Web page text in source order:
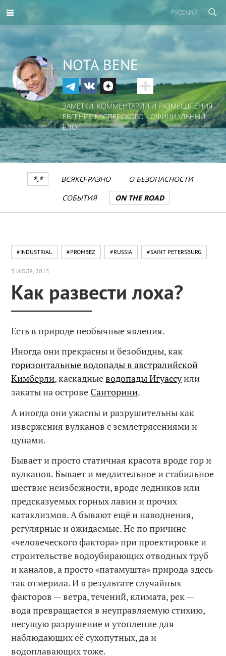
РУССКИЙ
NOTA BENE
ЗАМЕТКИ, КОММЕНТАРИИ И РАЗМЫШЛЕНИЯ
ЕВГЕНИЯ КАСПЕРСКОГО - ОФИЦИАЛЬНЫЙ
БЛОГ
*.* ВСЯКО-РАЗНО
О БЕЗОПАСНОСТИ
СОБЫТИЯ
ON THE ROAD
#INDUSTRIAL #PROMBEZ #RUSSIA #SAINT PETERSBURG
3 ИЮЛЯ, 2015
Как развести лоха?
Есть в природе необычные явления.
Иногда они прекрасны и безобидны, как
горизонтальные водопады в австралийской
Кимберли, каскадныеводопады Игуассуили
закаты на острове Санторини.
А иногда они ужасны и разрушительны как
извержения вулканов с землетрясениями и
цунами.
Бывает и просто статичная красота вроде гор и
вулканов. Бывает и медлительное и стабильное
шествие неизбежности, вроде ледников или
предсказуемых горных лавин и прочих
катаклизмов. А бывают ещё и наводнения,
регулярные и ожидаемые. Не по причине
«человеческого фактора» при проектировке и
строительстве водоубирающих отводных труб
и каналов, а просто «патамушта» природа здесь
так отмерила. И в результате случайных
факторов — ветра, течений, климата, рек —
вода превращается в неуправляемую стихию,
несущую разрушение и утопление для
наблюдающих её сухопутных, да и
водоплавающих тоже.